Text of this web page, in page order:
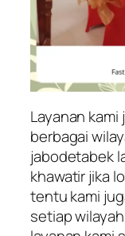
Layanan
berbagai
jabodetabek
khawatir jika
tentu kami
setiap